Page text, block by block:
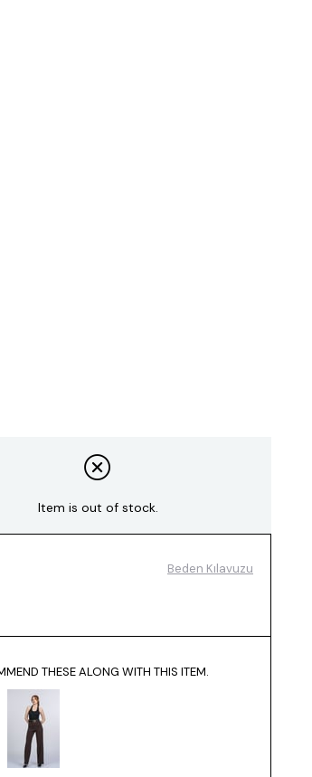
Item is out of stock.
Beden Kılavuzu
THESE ALONG WITH THIS ITEM.